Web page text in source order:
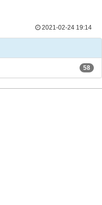
2021-02-24 19:14
58